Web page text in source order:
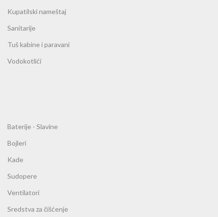
Kupatilski nameštaj
Sanitarije
Tuš kabine i paravani
Vodokotlići
Baterije - Slavine
Bojleri
Kade
Sudopere
Ventilatori
Sredstva za čišćenje